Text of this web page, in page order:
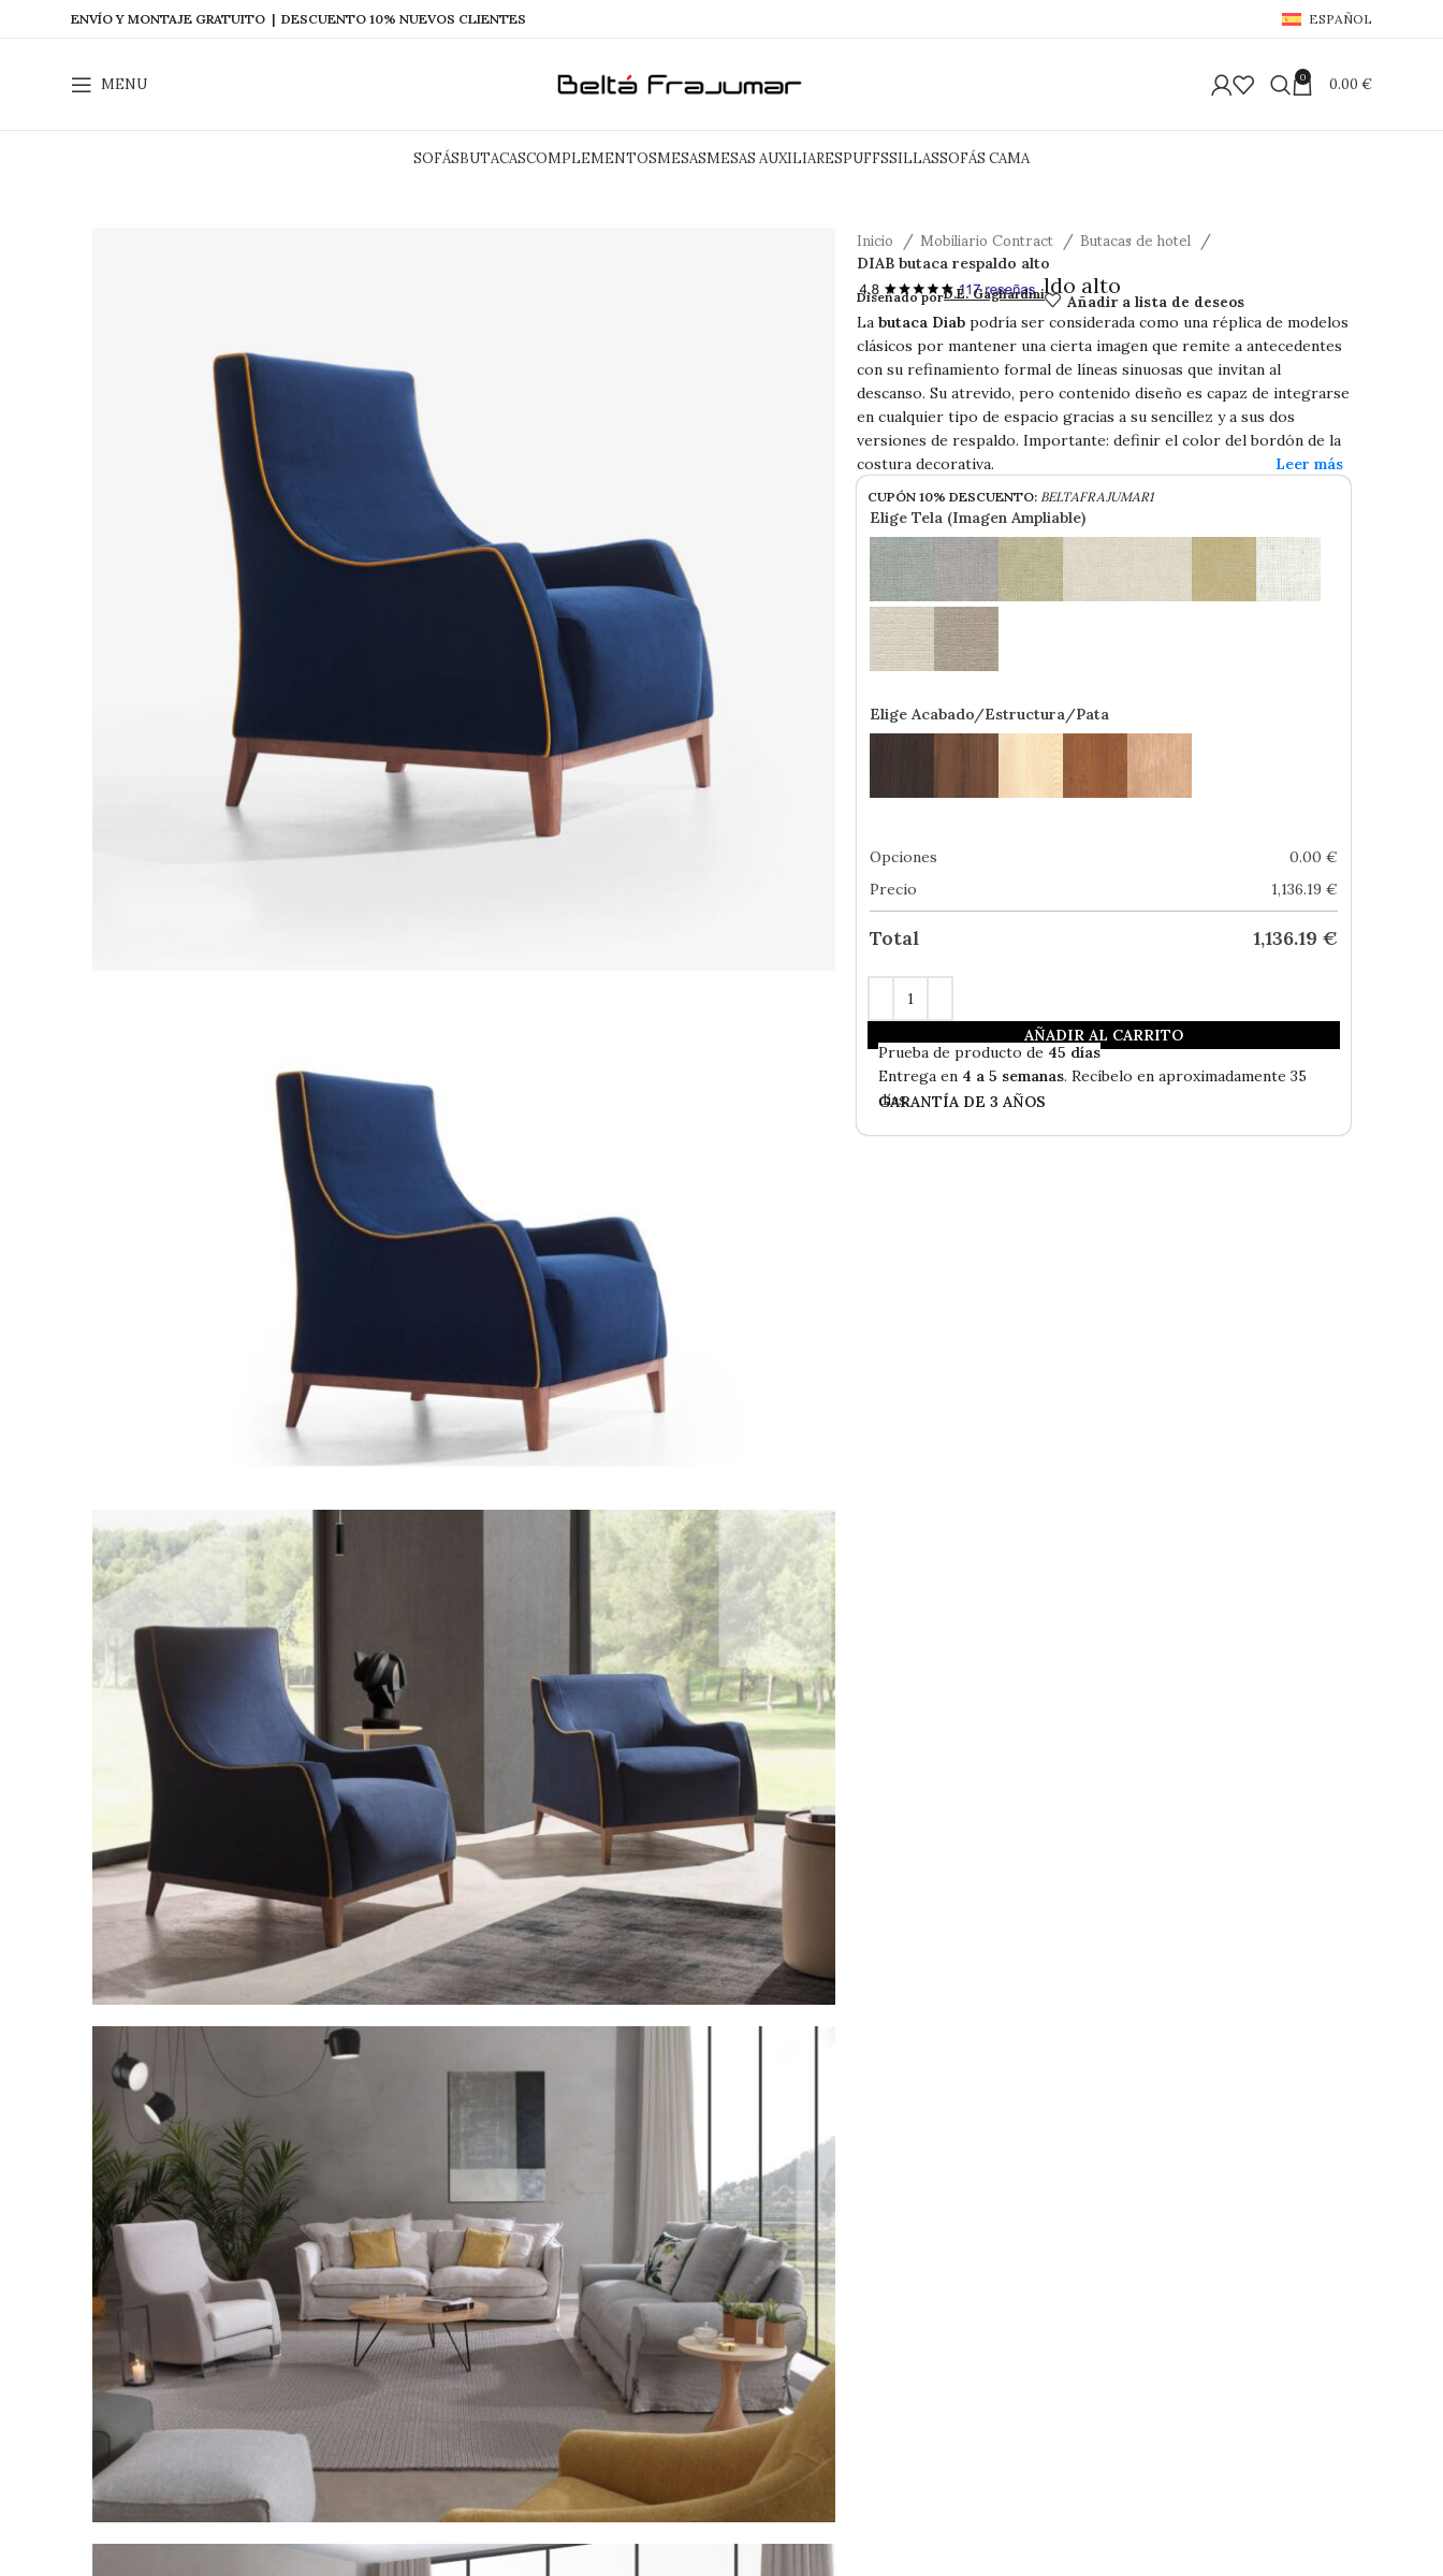
ENVÍO Y MONTAJE GRATUITO | DESCUENTO 10% NUEVOS CLIENTES ESPAÑOL
MENU 0 0.00 €
SOFÁSBUTACASCOMPLEMENTOSMESASMESAS AUXILIARESPUFFSSILLASSOFÁS CAMA
Inicio Mobiliario Contract Butacas de hotel
DIAB butaca respaldo alto
DIAB butaca respaldo alto
Diseñado porD.E. Gagliardini Añadir a lista de deseos
Labutaca Diab podría ser considerada como una réplica de modelos
clásicos por mantener una cierta imagen que remite a antecedentes
con su refinamiento formal de líneas sinuosas que invitan al
descanso. Su atrevido, pero contenido diseño es capaz de integrarse
en cualquier tipo de espacio gracias a su sencillez y a sus dos
versiones de respaldo. Importante: definir el color del bordón de la
costura decorativa.
CUPÓN 10% DESCUENTO: BELTAFRAJUMAR1
Elige Tela (Imagen Ampliable)
Elige Acabado/Estructura/Pata
Opciones 0.00 €
Precio
1,136.19 €
Total 1,136.19 €
AÑADIR AL CARRITO
EnStock- Envío Gratis
Prueba de producto de 45 días
Entrega en 4 a 5 semanas. Recíbelo en aproximadamente 35
días.
GARANTÍA DE 3 AÑOS